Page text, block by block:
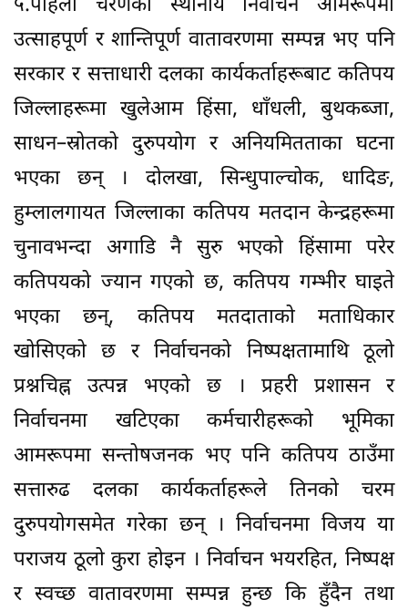
५.पहिलो चरणको स्थानीय निर्वाचन आमरूपमा
उत्साहपूर्ण र शान्तिपूर्ण वातावरणमा सम्पन्न भए पनि
सरकार र सत्ताधारी दलका कार्यकर्ताहरूबाट कतिपय
जिल्लाहरूमा खुलेआम हिंसा, धाँधली, बुथकब्जा,
साधन–स्रोतको दुरुपयोग र अनियमितताका घटना
भएका छन् । दोलखा, सिन्धुपाल्चोक, धादिङ,
हुम्लालगायत जिल्लाका कतिपय मतदान केन्द्रहरूमा
चुनावभन्दा अगाडि नै सुरु भएको हिंसामा परेर
कतिपयको ज्यान गएको छ, कतिपय गम्भीर घाइते
भएका छन्, कतिपय मतदाताको मताधिकार
खोसिएको छ र निर्वाचनको निष्पक्षतामाथि ठूलो
प्रश्नचिह्न उत्पन्न भएको छ । प्रहरी प्रशासन र
निर्वाचनमा खटिएका कर्मचारीहरूको भूमिका
आमरूपमा सन्तोषजनक भए पनि कतिपय ठाउँमा
सत्तारुढ दलका कार्यकर्ताहरूले तिनको चरम
दुरुपयोगसमेत गरेका छन् । निर्वाचनमा विजय या
पराजय ठूलो कुरा होइन । निर्वाचन भयरहित, निष्पक्ष
र स्वच्छ वातावरणमा सम्पन्न हुन्छ कि हुँदैन तथा